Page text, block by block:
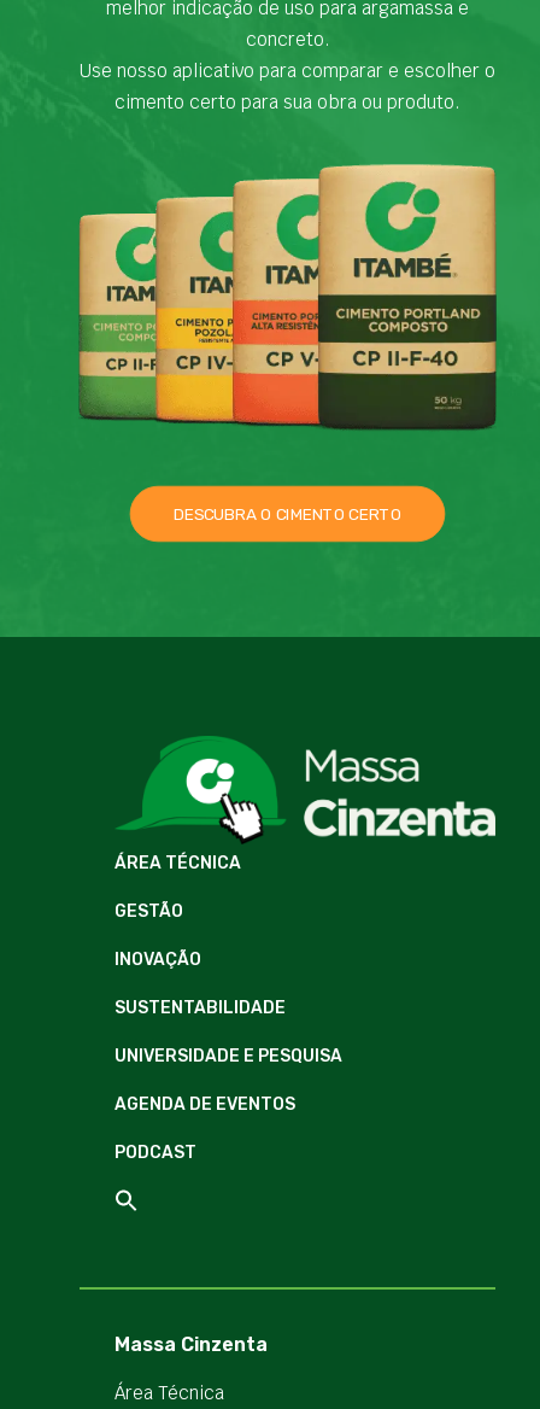
melhor indicação de uso para argamassa e
concreto.
Use nosso aplicativo para comparar e escolher o
cimento certo para sua obra ou produto.
DESCUBRA O CIMENTO CERTO
ÁREA TÉCNICA
GESTÃO
INOVAÇÃO
SUSTENTABILIDADE
UNIVERSIDADE E PESQUISA
AGENDA DE EVENTOS
PODCAST
Massa Cinzenta
Área Técnica